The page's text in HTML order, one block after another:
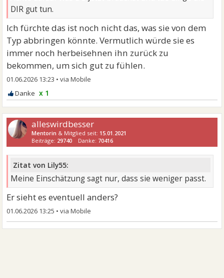
DIR gut tun.
Ich fürchte das ist noch nicht das, was sie von dem
Typ abbringen könnte. Vermutlich würde sie es
immer noch herbeisehnen ihn zurück zu
bekommen, um sich gut zu fühlen.
01.06.2026 13:23 •
x 1
alleswirdbesser
Mentorin & Mitglied seit: 15.01.2021
Beiträge: 29740 Danke: 70416
Zitat von Lily55:
Meine Einschätzung sagt nur, dass sie weniger passt.
Er sieht es eventuell anders?
01.06.2026 13:25 •